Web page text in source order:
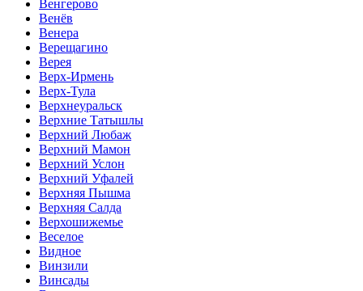
Венгерово
Венёв
Венера
Верещагино
Верея
Верх-Ирмень
Верх-Тула
Верхнеуральск
Верхние Татышлы
Верхний Любаж
Верхний Мамон
Верхний Услон
Верхний Уфалей
Верхняя Пышма
Верхняя Салда
Верхошижемье
Веселое
Видное
Винзили
Винсады